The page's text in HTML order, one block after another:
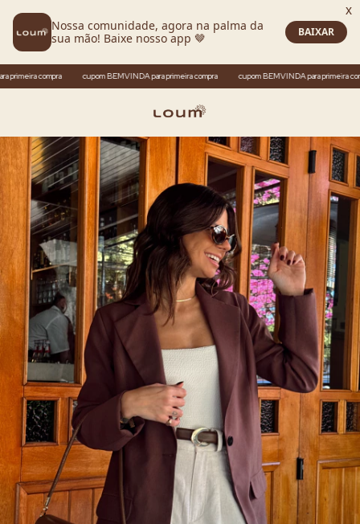
compra cupom BEMVINDA para primeira compra cupom BEMVINDA para primeira compra